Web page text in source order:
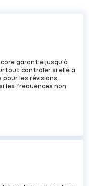
garantie jusqu'à
contrôler si elle a
pour les révisions,
les fréquences non